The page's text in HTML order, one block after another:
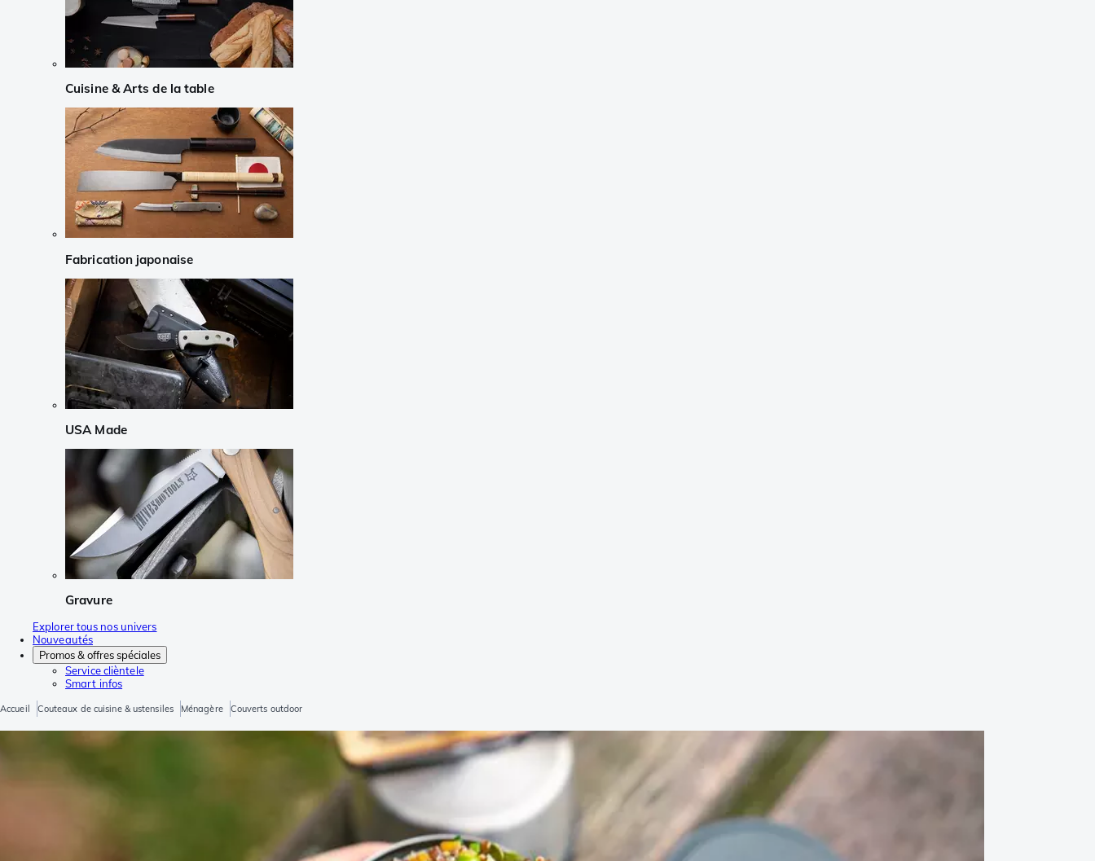
Cuisine & Arts de la table
Fabrication japonaise
USA Made
Gravure
Explorer tous nos univers
Nouveautés
Promos & offres spéciales
Service clièntele
Smart infos
Accueil Couteaux de cuisine & ustensiles Ménagère Couverts outdoor